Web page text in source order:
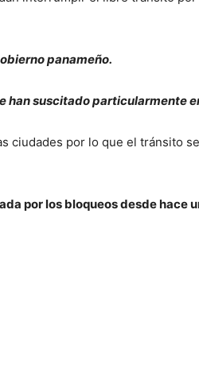
panameño.
han suscitado particularmente
ciudades por lo que el tránsito
por los bloqueos desde hace